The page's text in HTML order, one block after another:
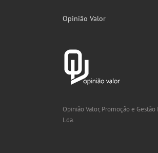
Opinião Valor
Opinião Valor, Promoção e
Lda.